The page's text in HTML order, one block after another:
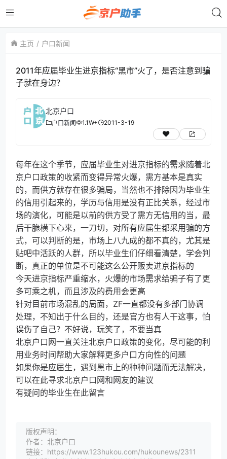
主页 户口新闻
2011年应届毕业生进京指标“黑市”火了，是否注意到骗
子就在身边？
北京户口
户口新闻 1.1W+ 2011-3-19
每年在这个季节，应届毕业生对进京指标的需求随着北
京户口政策的收紧而变得异常火爆，需方基本是真实
的，而供方就存在很多骗局，当然也不排除因为毕业生
的信用引起来的，学历与信用是没有正比关系，经过市
场的演化，可能是以前的供方受了需方无信用的当，最
后干脆横下心来，一刀切，对所有应届生都采用骗的方
式，可以判断的是，市场上八九成的都不真的，尤其是
贴吧中活跃的人群，所以毕业生们仔细看清楚，学会判
断，真正的单位是不可能这么公开贩卖进京指标的
今天进京指标严重缩水，火爆的市场需求给骗子有了更
多可乘之机，而且涉及的费用会更高
针对目前市场混乱的局面，ZF一直都没有多部门协调
处理，不知出于什么目的，还是官方也有人干这事，怕
误伤了自己？不好说，玩笑了，不要当真
北京户口网一直关注北京户口政策的变化，尽可能的利
用业务时间帮助大家解释更多户口方向性的问题
如果你是应届生，遇到黑市上的种种问题而无法解决，
可以在此寻求北京户口网和网友的建议
有疑问的毕业生在此留言
版权声明：
作者：北京户口
链接：https://www.123hukou.com/hukounews/2311